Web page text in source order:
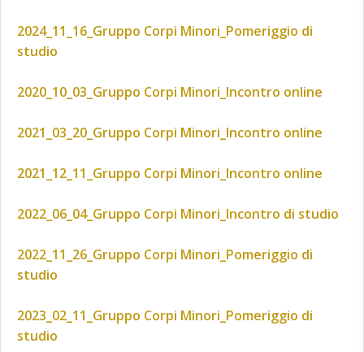
2024_11_16_Gruppo Corpi Minori_Pomeriggio di
studio
2020_10_03_Gruppo Corpi Minori_Incontro online
2021_03_20_Gruppo Corpi Minori_Incontro online
2021_12_11_Gruppo Corpi Minori_Incontro online
2022_06_04_Gruppo Corpi Minori_Incontro di studio
2022_11_26_Gruppo Corpi Minori_Pomeriggio di
studio
2023_02_11_Gruppo Corpi Minori_Pomeriggio di
studio